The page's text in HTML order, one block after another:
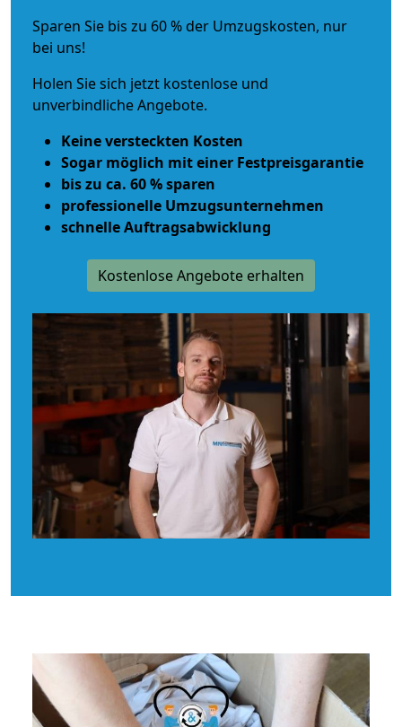
Sparen Sie bis zu 60 % der Umzugskosten, nur
bei uns!
Holen Sie sich jetzt kostenlose und
unverbindliche Angebote.
Keine versteckten Kosten
Sogar möglich mit einer Festpreisgarantie
bis zu ca. 60 % sparen
professionelle Umzugsunternehmen
schnelle Auftragsabwicklung
Kostenlose Angebote erhalten